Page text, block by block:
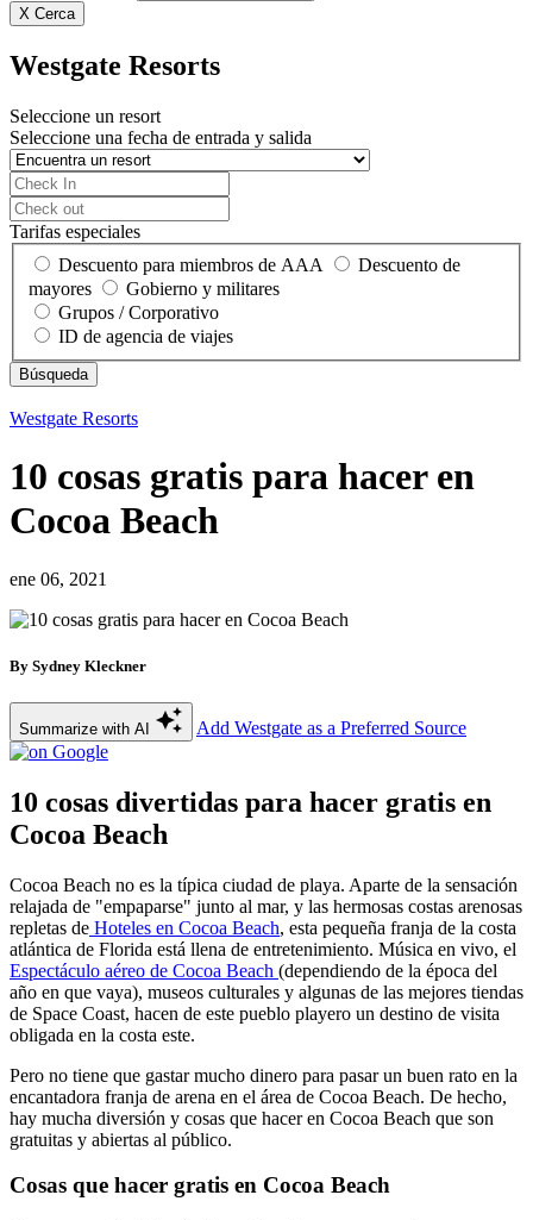
X Cerca
Westgate Resorts
Seleccione un resort
Seleccione una fecha de entrada y salida
Tarifas especiales
Descuento para miembros de AAA
Descuento de
mayores
Gobierno y militares
Grupos / Corporativo
ID de agencia de viajes
Westgate Resorts
10 cosas gratis para hacer en
Cocoa Beach
ene 06, 2021
By Sydney Kleckner
Summarize with AI Add Westgate as a Preferred Source
10 cosas divertidas para hacer gratis en
Cocoa Beach
Cocoa Beach no es la típica ciudad de playa. Aparte de la sensación
relajada de "empaparse" junto al mar, y las hermosas costas arenosas
repletas de Hoteles en Cocoa Beach, esta pequeña franja de la costa
atlántica de Florida está llena de entretenimiento. Música en vivo, el
Espectáculo aéreo de Cocoa Beach (dependiendo de la época del
año en que vaya), museos culturales y algunas de las mejores tiendas
de Space Coast, hacen de este pueblo playero un destino de visita
obligada en la costa este.
Pero no tiene que gastar mucho dinero para pasar un buen rato en la
encantadora franja de arena en el área de Cocoa Beach. De hecho,
hay mucha diversión y cosas que hacer en Cocoa Beach que son
gratuitas y abiertas al público.
Cosas que hacer gratis en Cocoa Beach